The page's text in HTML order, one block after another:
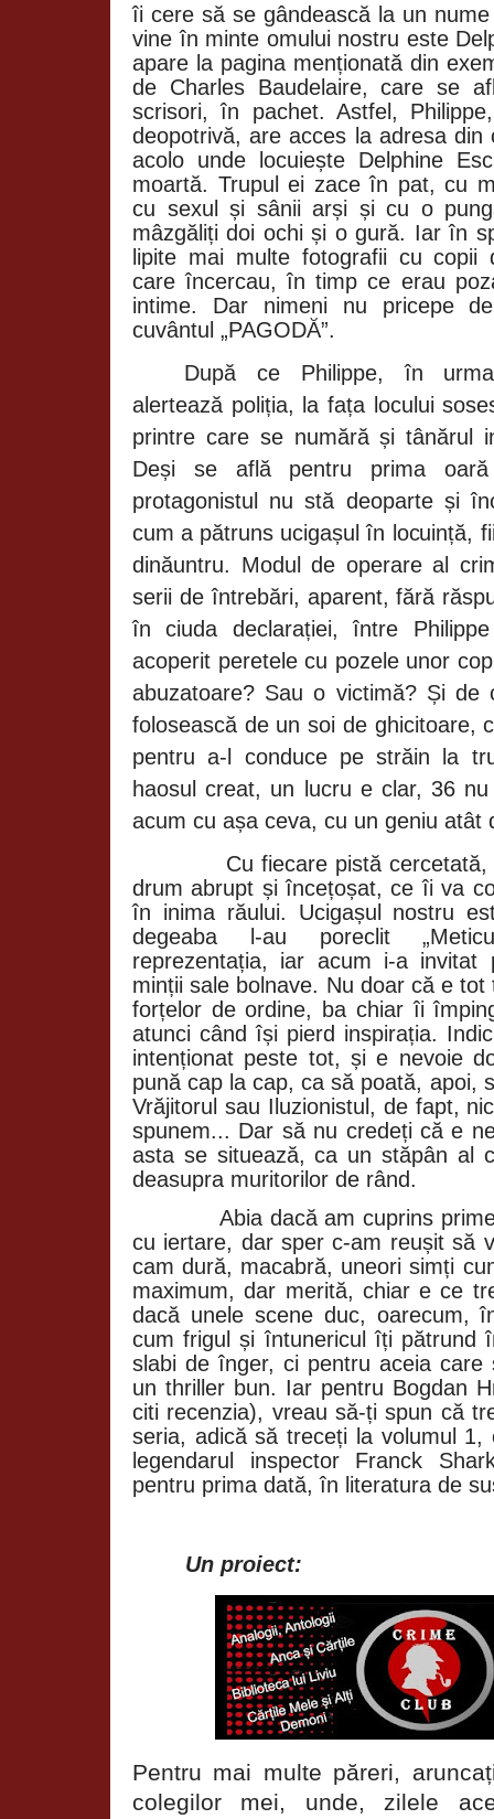
îi cere să se gândească la un
vine în minte omului nostru este
apare la pagina menționată din
de Charles Baudelaire, care se
scrisori, în pachet. Astfel,
deopotrivă, are acces la adresa
acolo unde locuiește Delphine
moartă. Trupul ei zace în pat, cu
cu sexul și sânii arși și cu o
mâzgăliți doi ochi și o gură. Iar în
lipite mai multe fotografii cu copii
care încercau, în timp ce erau
intime. Dar nimeni nu pricepe
cuvântul „PAGODĂ”.
După ce Philippe, în urma
alertează poliția, la fața locului
printre care se numără și tânărul
Deși se află pentru prima
protagonistul nu stă deoparte și
cum a pătruns ucigașul în locuință,
dinăuntru. Modul de operare al
serii de întrebări, aparent, fără
în ciuda declarației, între
acoperit peretele cu pozele unor
abuzatoare? Sau o victimă? Și
folosească de un soi de ghicitoare,
pentru a-l conduce pe străin la
haosul creat, un lucru e clar, 36
acum cu așa ceva, cu un geniu atât
Cu fiecare pistă
drum abrupt și încețoșat, ce îi va
în inima răului. Ucigașul nostru
degeaba l-au poreclit
reprezentația, iar acum i-a invitat
minții sale bolnave. Nu doar că e
forțelor de ordine, ba chiar îi
atunci când își pierd inspirația.
intenționat peste tot, și e nevoie
pună cap la cap, ca să poată, apoi,
Vrăjitorul sau Iluzionistul, de fapt,
spunem... Dar să nu credeți că e
asta se situează, ca un stăpân al
deasupra muritorilor de rând.
Abia dacă am cuprins primele
cu iertare, dar sper c-am reușit să
cam dură, macabră, uneori simți
maximum, dar merită, chiar e ce
dacă unele scene duc, oarecum,
cum frigul și întunericul îți pătrund
slabi de înger, ci pentru aceia
un thriller bun. Iar pentru Bogdan
citi recenzia), vreau să-ți spun că
seria, adică să treceți la volumul
legendarul inspector Franck
pentru prima dată, în literatura de
Un proiect:
Pentru mai multe păreri,
colegilor mei, unde, zilele